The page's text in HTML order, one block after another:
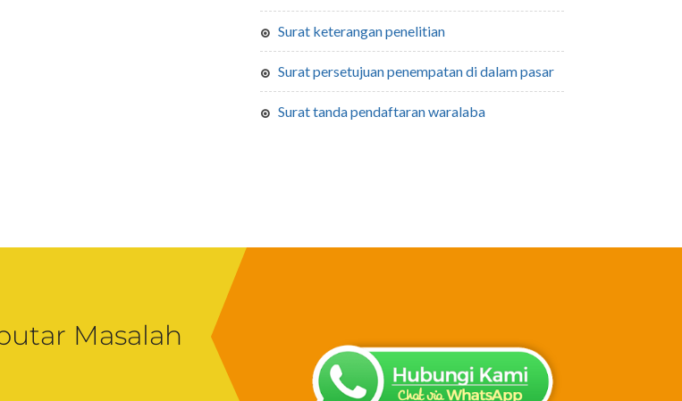
surat keterangan penelitian
surat persetujuan penempatan di dalam pasar
surat tanda pendaftaran waralaba
Masalah